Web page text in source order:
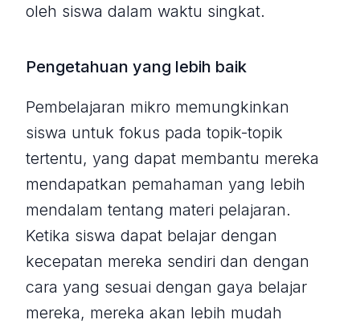
oleh siswa dalam waktu singkat.
Pengetahuan yang lebih baik
Pembelajaran mikro memungkinkan
siswa untuk fokus pada topik-topik
tertentu, yang dapat membantu mereka
mendapatkan pemahaman yang lebih
mendalam tentang materi pelajaran.
Ketika siswa dapat belajar dengan
kecepatan mereka sendiri dan dengan
cara yang sesuai dengan gaya belajar
mereka, mereka akan lebih mudah